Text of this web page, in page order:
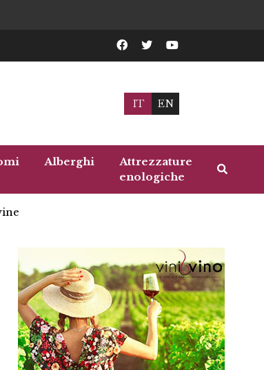
IT EN
Alberghi
Attrezzature
enologiche